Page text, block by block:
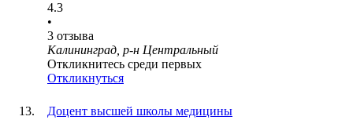
4.3
•
3 отзыва
Калининград, р-н Центральный
Откликнитесь среди первых
Откликнуться
Доцент высшей школы медицины